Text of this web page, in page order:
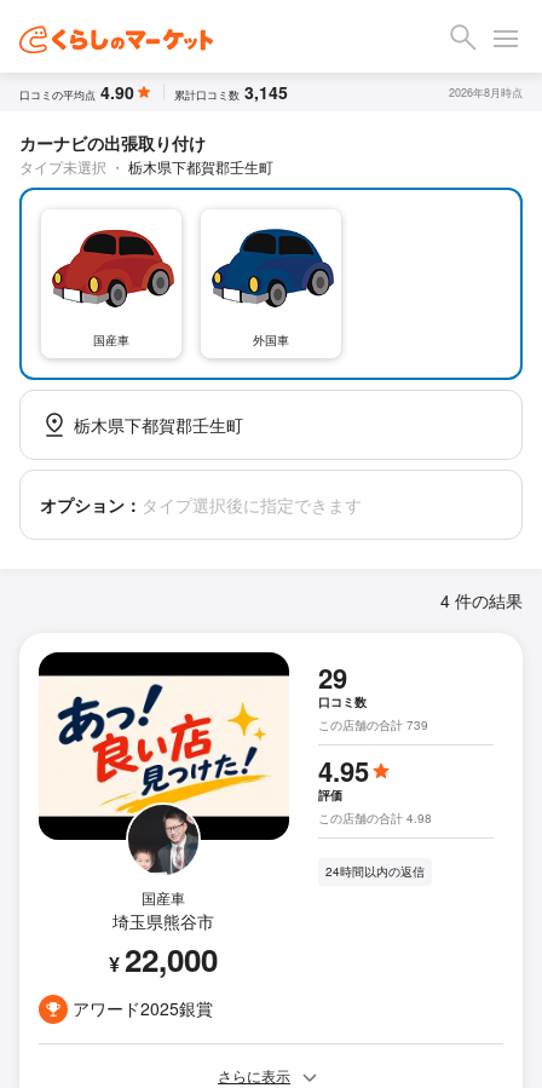
口コミの平均点 4.90 累計口コミ数 3,145 2026年8月時点
カーナビの出張取り付け
タイプ未選択 ・ 栃木県下都賀郡壬生町
国産車 外国車
栃木県下都賀郡壬生町
オプション： タイプ選択後に指定できます
4 件の結果
国産車
埼玉県熊谷市
¥22,000
アワード2025銀賞
29
口コミ数
この店舗の合計 739
4.95
評価
この店舗の合計 4.98
24時間以内の返信
さらに表示